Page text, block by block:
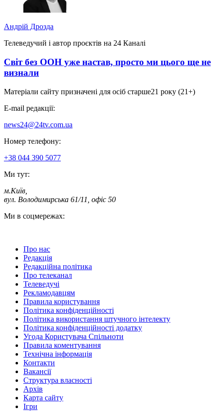
Андрій Дрозда
Телеведучий і автор проєктів на 24 Каналі
Світ без ООН уже настав, просто ми цього ще не
визнали
Матеріали сайту призначені для осіб старше21 року (21+)
E-mail редакції:
news24@24tv.com.ua
Номер телефону:
+38 044 390 5077
Ми тут:
м.Київ
вул. Володимирська 61/11, офіс 50
Ми в соцмережах:
Про нас
Редакція
Редакційна політика
Про телеканал
Телеведучі
Рекламодавцям
Правила користування
Політика конфіденційності
Політика використання штучного інтелекту
Політика конфіденційності додатку
Угода Користувача Спільноти
Правила коментування
Технічна інформація
Контакти
Вакансії
Структура власності
Архів
Карта сайту
Ігри